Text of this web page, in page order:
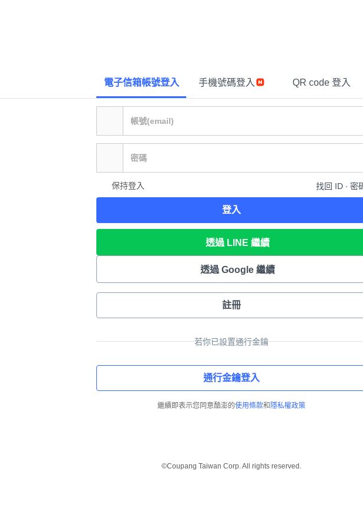
電子信箱帳號登入 手機號碼登入 QR code 登入
保持登入 找回 ID ∙ 密
登入
透過 LINE 繼續
透過 Google 繼續
註冊
若你已設置通行金鑰
通行金鑰登入
繼續即表示您同意酷澎的使用條款和 隱私權政策
©Coupang Taiwan Corp. All rights reserved.